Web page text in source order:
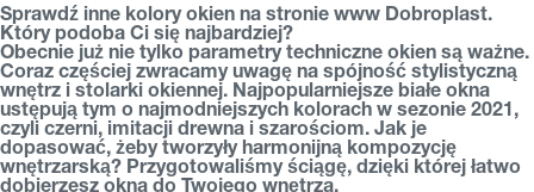
Sprawdź inne kolory okien na stronie www Dobroplast.
Który podoba Ci się najbardziej?
Obecnie już nie tylko parametry techniczne okien są ważne.
Coraz częściej zwracamy uwagę na spójność stylistyczną
wnętrz i stolarki okiennej. Najpopularniejsze białe okna
ustępują tym o najmodniejszych kolorach w sezonie 2021,
czyli czerni, imitacji drewna i szarościom. Jak je
dopasować, żeby tworzyły harmonijną kompozycję
wnętrzarską? Przygotowaliśmy ściągę, dzięki której łatwo
dobierzesz okna do Twojego wnętrza.